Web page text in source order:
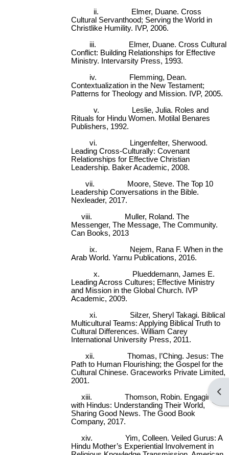
ii.
Elmer, Duane. Cross
Cultural Servanthood; Serving the World in
Christlike Humility. IVP, 2006.
iii.
Elmer, Duane. Cross Cultural
Conflict: Building Relationships for Effective
Ministry. Intervarsity Press, 1993.
iv.
Flemming, Dean.
Contextualization in the New Testament;
Patterns for Theology and Mission. IVP, 2005.
v.
Leslie, Julia. Roles and
Rituals for Hindu Women. Motilal Benares
Publishers, 1992.
vi.
Lingenfelter, Sherwood.
Leading Cross-Culturally: Covenant
Relationships for Effective Christian
Leadership. Baker Academic, 2008.
vii.
Moore, Steve. The Top 10
Leadership Conversations in the Bible.
Nexleader, 2017.
viii.
Muller, Roland. The
Messenger, The Message, The Community.
Can Books, 2013
ix.
Nejem, Rana F. When in the
Arab World. Yarnu Publications, 2016.
x.
Plueddemann, James E.
Leading Across Cultures; Effective Ministry
and Mission in the Global Church. IVP
Academic, 2009.
xi. Silzer, Sheryl Takagi. Biblical
Multicultural Teams: Applying Biblical Truth to
Cultural Differences. William Carey
International University Press, 2011.
xii.Thomas, I’Ching. Jesus: The
Path to Human Flourishing; the Gospel for the
Cultural Chinese. Graceworks Private Limited,
2001.
xiii.Thomson, Robin. Engaging
with Hindus: Understanding Their World,
Sharing Good News. The Good Book
Company, 2017.
xiv.Yim, Colleen. Veiled Gurus: A
Hindu Mother’s Experiential Involvement in